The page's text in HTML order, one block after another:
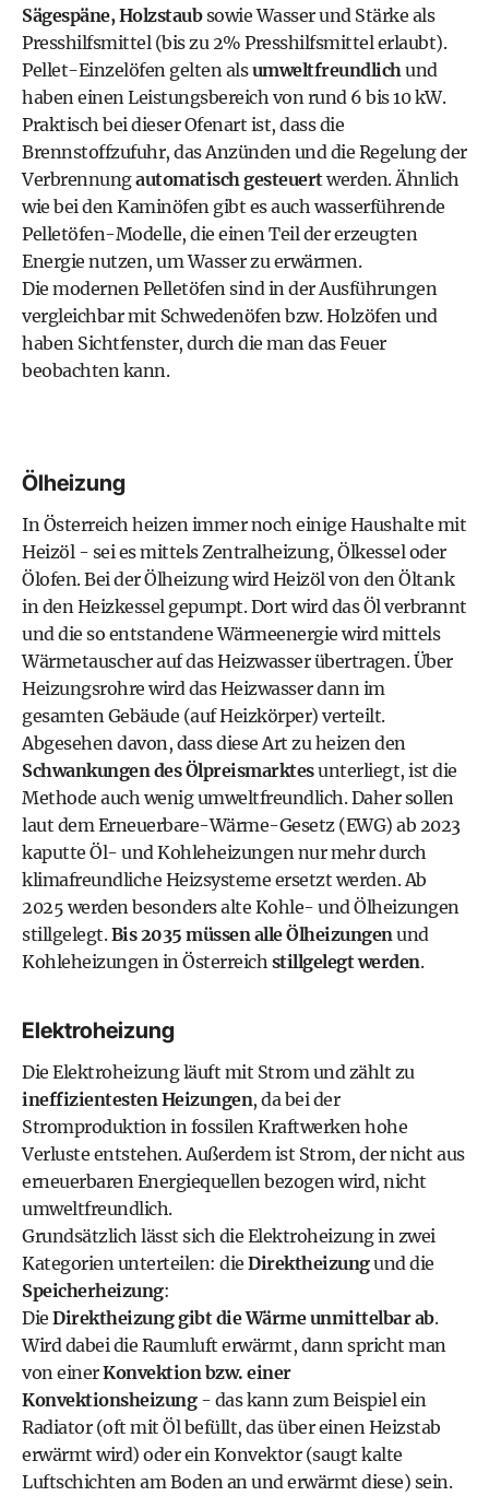
Sägespäne, Holzstaubsowie Wasser und Stärke als
Presshilfsmittel (bis zu 2% Presshilfsmittel erlaubt).
Pellet-Einzelöfen gelten alsumweltfreundlich und
haben einen Leistungsbereich von rund 6 bis 10 kW.
Praktisch bei dieser Ofenart ist, dass die
Brennstoffzufuhr, das Anzünden und die Regelung der
Verbrennungautomatisch gesteuertwerden. Ähnlich
wie bei den Kaminöfen gibt es auch wasserführende
Pelletöfen-Modelle, die einen Teil der erzeugten
Energie nutzen, um Wasser zu erwärmen.
Die modernen Pelletöfen sind in der Ausführungen
vergleichbar mit Schwedenöfen bzw. Holzöfen und
haben Sichtfenster, durch die man das Feuer
beobachten kann.
Ölheizung
In Österreich heizen immer noch einige Haushalte mit
Heizöl - sei es mittels Zentralheizung, Ölkessel oder
Ölofen. Bei der Ölheizung wird Heizöl von den Öltank
in den Heizkessel gepumpt. Dort wird das Öl verbrannt
und die so entstandene Wärmeenergie wird mittels
Wärmetauscher auf das Heizwasser übertragen. Über
Heizungsrohre wird das Heizwasser dann im
gesamten Gebäude (auf Heizkörper) verteilt.
Abgesehen davon, dass diese Art zu heizen den
Schwankungen des Ölpreismarktesunterliegt, ist die
Methode auch wenig umweltfreundlich. Daher sollen
laut dem Erneuerbare-Wärme-Gesetz (EWG) ab 2023
kaputte Öl- und Kohleheizungen nur mehr durch
klimafreundliche Heizsysteme ersetzt werden. Ab
2025 werden besonders alte Kohle- und Ölheizungen
stillgelegt.Bis 2035 müssen alle Ölheizungen und
Kohleheizungen in Österreich stillgelegt werden.
Elektroheizung
Die Elektroheizung läuft mit Strom und zählt zu
ineffizientesten Heizungen, da bei der
Stromproduktion in fossilen Kraftwerken hohe
Verluste entstehen. Außerdem ist Strom, der nicht aus
erneuerbaren Energiequellen bezogen wird, nicht
umweltfreundlich.
Grundsätzlich lässt sich die Elektroheizung in zwei
Kategorien unterteilen: die Direktheizungund die
Speicherheizung:
Die Direktheizung gibt die Wärme unmittelbar ab.
Wird dabei die Raumluft erwärmt, dann spricht man
von einerKonvektion bzw. einer
Konvektionsheizung- das kann zum Beispiel ein
Radiator (oft mit Öl befüllt, das über einen Heizstab
erwärmt wird) oder ein Konvektor (saugt kalte
Luftschichten am Boden an und erwärmt diese) sein.